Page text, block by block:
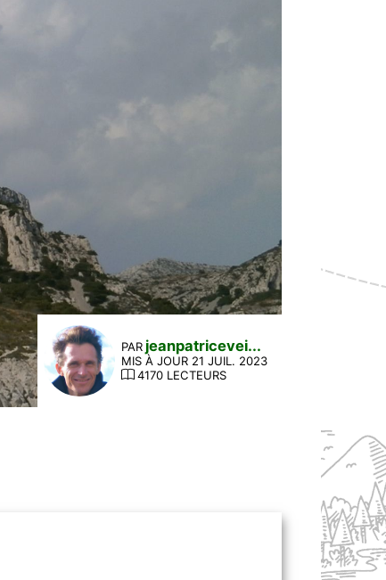
PAR jeanpatricevei...
MIS À JOUR 21 JUIL. 2023
4170 LECTEURS